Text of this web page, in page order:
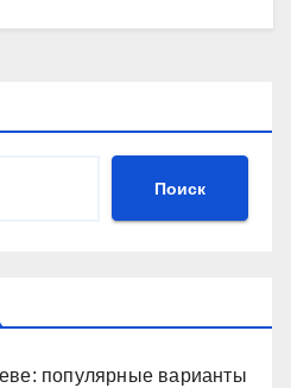
Поиск
популярные варианты